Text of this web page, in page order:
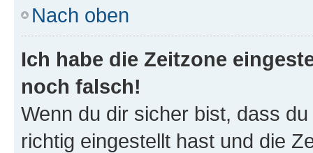
Nach oben
Ich habe die Zeitzone
noch falsch!
Wenn du dir sicher bist, dass
richtig eingestellt hast und die